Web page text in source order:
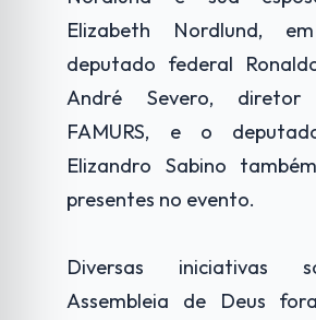
Elizabeth Nordlund,
deputado federal
André Severo,
FAMURS, e o
Elizandro Sabino
presentes no evento.
Diversas iniciativas
Assembleia de Deus